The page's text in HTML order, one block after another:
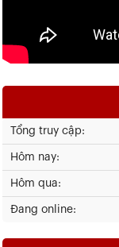
Tổng truy cập:
Hôm nay:
Hôm qua:
Đang online: